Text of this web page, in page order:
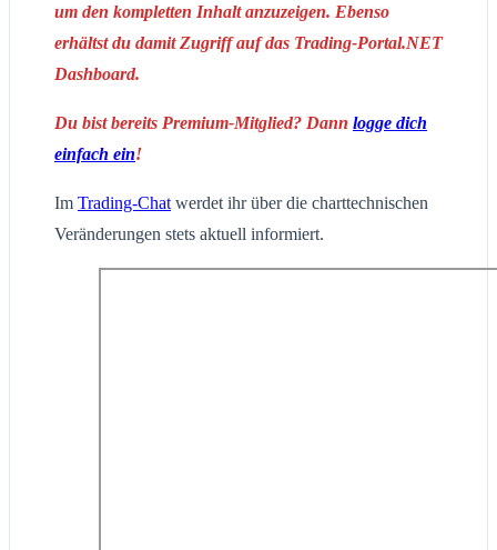
um den kompletten Inhalt anzuzeigen. Ebenso
erhältst du damit Zugriff auf das Trading-Portal.NET
Dashboard.
Du bist bereits Premium-Mitglied? Dann logge dich
einfach ein!
Im Trading-Chat werdet ihr über die charttechnischen
Veränderungen stets aktuell informiert.